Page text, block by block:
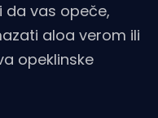
da vas opeče,
aloa verom ili
opeklinske